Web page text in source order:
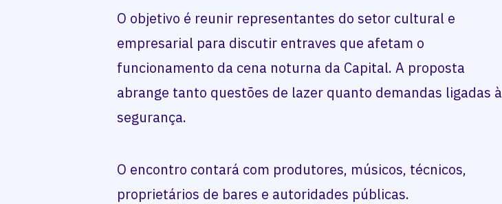
O objetivo é reunir representantes do setor cultural e
empresarial para discutir entraves que afetam o
funcionamento da cena noturna da Capital. A proposta
abrange tanto questões de lazer quanto demandas ligadas à
segurança.
O encontro contará com produtores, músicos, técnicos,
proprietários de bares e autoridades públicas.